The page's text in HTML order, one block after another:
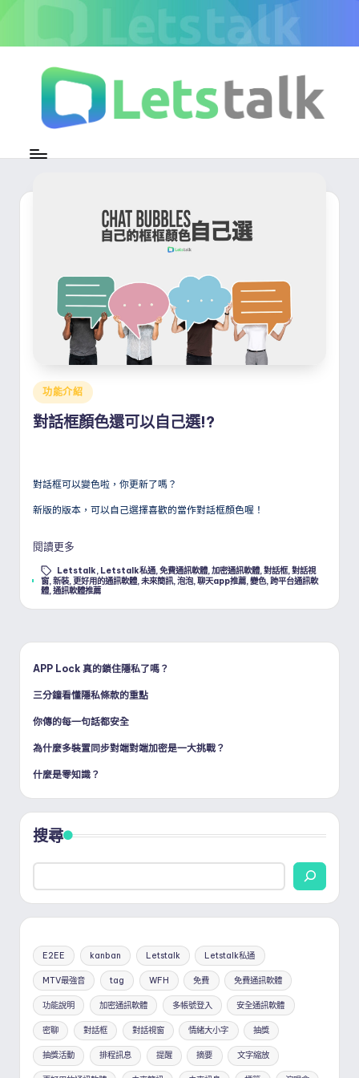
to
t
密
Posted
in
功能介紹
對話框顏色還可以自己選!?
對話框可以變色啦，你更新了嗎？
新版的版本，可以自己選擇喜歡的當作對話框顏色喔！
閱讀更多
Tags:
Letstalk, Letstalk私通,免費通訊軟體,加密通訊軟體,對話框,對話視
窗,新裝, 更好用的通訊軟體,未來簡訊,泡泡,聊天app推薦,變色,跨平台通訊軟
體,通訊軟體推薦
APP Lock 真的鎖住隱私了嗎？
三分鐘看懂隱私條款的重點
你傳的每一句話都安全
為什麼多裝置同步對端對端加密是一大挑戰？
什麼是零知識？
搜尋
E2EE kanban Letstalk Letstalk私通
MTV最強音 tag WFH 免費 免費通訊軟體
功能說明 加密通訊軟體 多帳號登入 安全通訊軟體
密聊 對話框 對話視窗 情緒大小字 抽獎
抽獎活動 排程訊息 提醒 摘要 文字縮放